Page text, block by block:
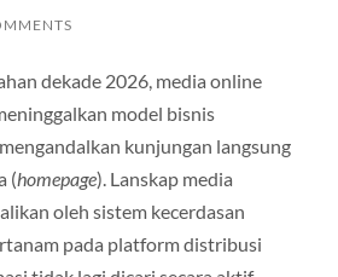
dekade 2026, media online
model bisnis
kunjungan langsung
(homepage). Lanskap media
oleh sistem kecerdasan
pada platform distribusi